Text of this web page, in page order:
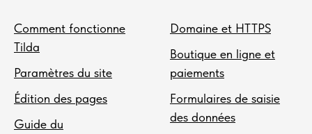
Comment fonctionne
Tilda
Paramètres du site
Édition des pages
Guide du
Domaine et HTTPS
Boutique en ligne et
paiements
Formulaires de saisie
des données